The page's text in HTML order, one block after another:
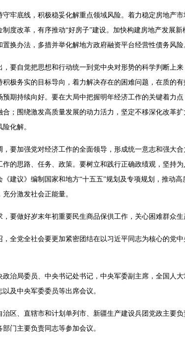
守牢底线，积极稳妥化解重点领域风险。着力稳定房地产
制度改革，有序推动“好房子”建设。加快构建房地产发展
置换办法，多措并举化解地方政府融资平台经营性债务风险
，要自觉把思想和行动统一到党中央对形势的科学判断上
积极务实的目标导向，着力解决存在的困难问题，在质的
预期持续向好。要在大局中把握明年经济工作的关键着力
合；围绕激发高质量发展的动力活力，坚定不移深化改革
化解。
，要加强党对经济工作的全面领导，形成统一意志和强大
作的思路、任务、政策。要树立和践行正确政绩观，坚持
《建议》编制国家和地方“十五五”规划及专项规划，推动
分激发社会正能量。
，要做好岁末年初重要民生商品保供工作，关心困难群众
，全党全社会要更加紧密团结在以习近平同志为核心的党
政治局委员、中央书记处书记，中央军委副主席，全国人
及中央军委委员等出席会议。
治区、直辖市和计划单列市、新疆生产建设兵团党政主要
门主要负责同志等参加会议。